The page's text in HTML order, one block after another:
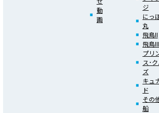
動
画
ジ
にっ
丸
飛鳥II
飛鳥III
プリ
ス･
ズ
キュ
ド
その
船